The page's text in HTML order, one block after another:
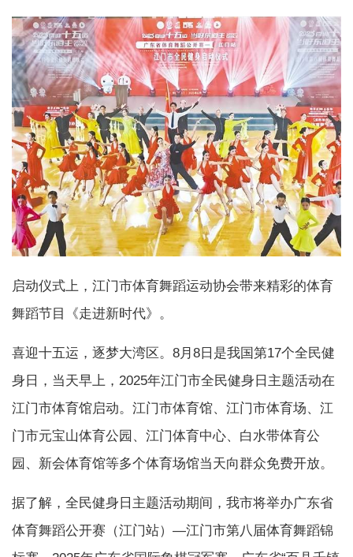
启动仪式上，江门市体育舞蹈运动协会带来精彩的体育
舞蹈节目《走进新时代》。
喜迎十五运，逐梦大湾区。8月8日是我国第17个全民健
身日，当天早上，2025年江门市全民健身日主题活动在
江门市体育馆启动。江门市体育馆、江门市体育场、江
门市元宝山体育公园、江门体育中心、白水带体育公
园、新会体育馆等多个体育场馆当天向群众免费开放。
据了解，全民健身日主题活动期间，我市将举办广东省
体育舞蹈公开赛（江门站）—江门市第八届体育舞蹈锦